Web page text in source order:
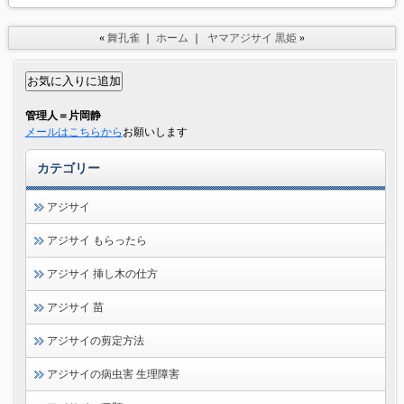
« 舞孔雀 ホーム ヤマアジサイ 黒姫»
管理人＝片岡静
メールはこちらから お願いします
カテゴリー
アジサイ
アジサイ もらったら
アジサイ 挿し木の仕方
アジサイ 苗
アジサイの剪定方法
アジサイの病虫害 生理障害